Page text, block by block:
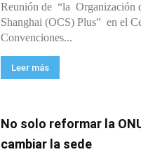
Reunión de “la Organización
Shanghai (OCS) Plus” en el
Convenciones...
Leer más
No solo reformar la
cambiar la sede